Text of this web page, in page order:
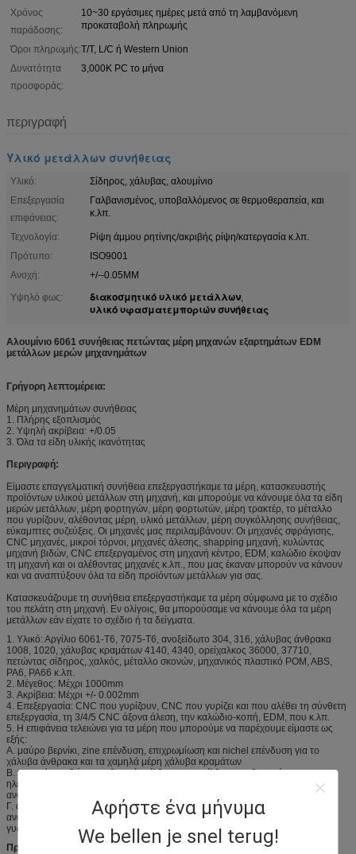
Αφήστε ένα μήνυμα
We bellen je snel terug!
Χρόνος
παράδοσης:
10~30 εργάσιμες ημέρες μετά από τη λαμβανόμενη
προκαταβολή πληρωμής
Όροι πληρωμής:T/T, L/C ή Western Union
Δυνατότητα
προσφοράς:
3,000K PC το μήνα
περιγραφή
Υλικό μετάλλων συνήθειας
Υλικό:
Σίδηρος, χάλυβας, αλουμίνιο
Επεξεργασία
επιφάνειας:
Γαλβανισμένος, υποβαλλόμενος σε θερμοθεραπεία, και
κ.λπ.
Τεχνολογία:
Ρίψη άμμου ρητίνης/ακριβής ρίψη/κατεργασία κ.λπ.
Πρότυπο:
ISO9001
Ανοχή:
+/--0.05MM
Υψηλό φως:
διακοσμητικό υλικό μετάλλων,
υλικό υφασματεμποριών συνήθειας
Αλουμίνιο 6061 συνήθειας πετώντας μέρη μηχανών εξαρτημάτων EDM
μετάλλων μερών μηχανημάτων
Γρήγορη λεπτομέρεια:
Μέρη μηχανημάτων συνήθειας
1. Πλήρης εξοπλισμός
2. Υψηλή ακρίβεια: +/0.05
3. Όλα τα είδη υλικής ικανότητας
Περιγραφή:
Είμαστε επαγγελματική συνήθεια επεξεργαστήκαμε τα μέρη, κατασκευαστής
προϊόντων υλικού μετάλλων στη μηχανή, και μπορούμε να κάνουμε όλα τα είδη
μερών μετάλλων, μέρη φορτηγών, μέρη φορτωτών, μέρη τρακτέρ, το μέταλλο
που γυρίζουν, αλέθοντας μέρη, υλικό μετάλλων, μέρη συγκόλλησης συνήθειας,
εύκαμπτες συζεύξεις. Οι μηχανές μας περιλαμβάνουν: Οι μηχανές σφράγισης,
CNC μηχανές, μικροί τόρνοι, μηχανές άλεσης, shapping μηχανή, κυλώντας
μηχανή βιδών, CNC επεξεργαμένος στη μηχανή κέντρο, EDM, καλώδιο έκοψαν
τη μηχανή και οι αλέθοντας μηχανές κ.λπ., που μας έκαναν μπορούν να κάνουν
και να αναπτύξουν όλα τα είδη προϊόντων μετάλλων για σας.
Κατασκευάζουμε τη συνήθεια επεξεργαστήκαμε τα μέρη σύμφωνα με το σχέδιο
του πελάτη στη μηχανή. Εν ολίγοις, θα μπορούσαμε να κάνουμε όλα τα μέρη
μετάλλων εάν είχατε το σχέδιο ή τα δείγματα.
1. Υλικό: Αργίλιο 6061-T6, 7075-T6, ανοξείδωτο 304, 316, χάλυβας άνθρακα
1008, 1020, χάλυβας κραμάτων 4140, 4340, ορείχαλκος 36000, 37710,
πετώντας σίδηρος, χαλκός, μέταλλο σκονών, μηχανικός πλαστικό POM, ABS,
PA6, PA66 κ.λπ.
2. Μέγεθος: Μέχρι 1000mm
3. Ακρίβεια: Μέχρι +/- 0.002mm
4. Επεξεργασία: CNC που γυρίζουν, CNC που γυρίζει και που αλέθει τη σύνθετη
επεξεργασία, τη 3/4/5 CNC άξονα άλεση, την καλώδιο-κοπή, EDM, που κ.λπ.
5. Η επιφάνεια τελειώνει για τα μέρη που μπορούμε να παρέχουμε είμαστε ως
εξής:
Α. μαύρο βερνίκι, zine επένδυση, επιχρωμίωση και nichel επένδυση για το
χάλυβα άνθρακα και τα χαμηλά μέρη χάλυβα κραμάτων
Β. που πέφτει, δώστε τη θαμπή στίλβωση, τη στίλβωση καθρεφτών,
ηλεκτρολυτικές στίλβωση και επεξεργασία παθητικότητας για τα μέρη
ανοξείδωτου
Γ. αμμόστρωση (συμπεριλαμβανομένης της ανατίναξης χαντρών γυαλιού, της
ανατίναξης κορούνδιο-άμμου και της χαλαζίας-άμμου που ανατινάζουν),
γυαλίζοντας και υποβάλλοντας σε ανοδική οξείδωση για τα μέρη αργιλίου.
Προδιαγραφές: